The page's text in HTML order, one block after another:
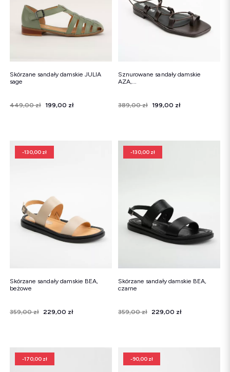
Skórzane sandały damskie JULIA
sage
Cena
Cena regularna
449,00 zł 199,00 zł
Sznurowane sandały damskie
AZA,...
Cena
Cena regularna
389,00 zł 199,00 zł
-130,00 zł
Skórzane sandały damskie BEA,
beżowe
Cena
Cena regularna
359,00 zł 229,00 zł
-130,00 zł
Skórzane sandały damskie BEA,
czarne
Cena
Cena regularna
359,00 zł 229,00 zł
-170,00 zł -90,00 zł